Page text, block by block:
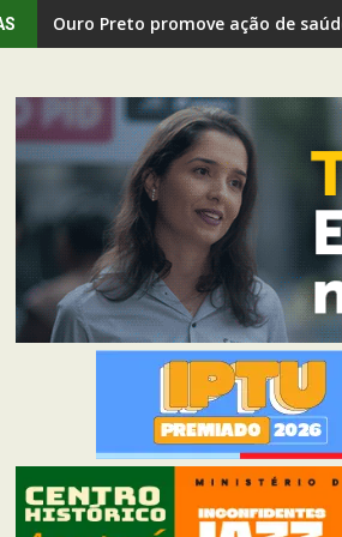
Ouro Preto promove ação de
Passagem In Concert é adiado